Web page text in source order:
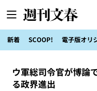
新着 SCOOP! 電子版オリ
ウ軍総司令官が博論
る政界進出